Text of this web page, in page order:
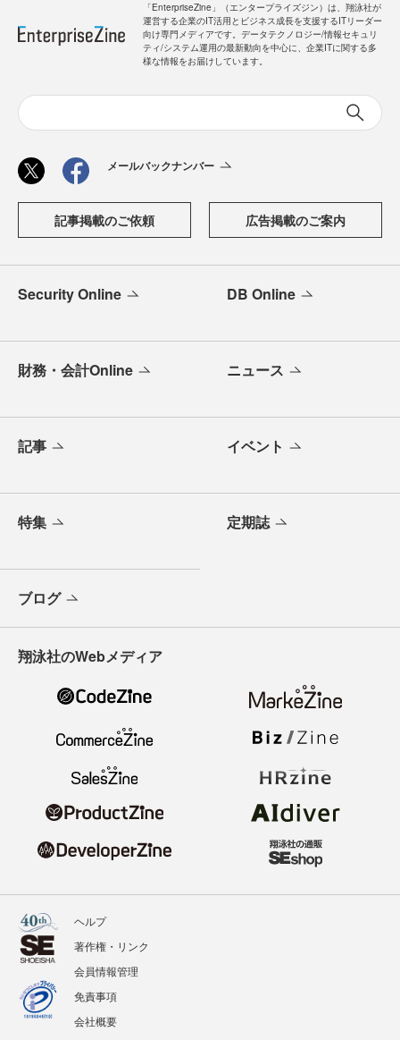
「EnterpriseZine」（エンタープライズジン）は、翔泳社が
運営する企業のIT活用とビジネス成長を支援するITリーダー
向け専門メディアです。データテクノロジー/情報セキュリ
ティ/システム運用の最新動向を中心に、企業ITに関する多
様な情報をお届けしています。
メールバックナンバー
記事掲載のご依頼 広告掲載のご案内
Security Online DB Online
財務・会計Online ニュース
記事 イベント
特集 定期誌
ブログ
翔泳社のWebメディア
ヘルプ
著作権・リンク
会員情報管理
免責事項
会社概要